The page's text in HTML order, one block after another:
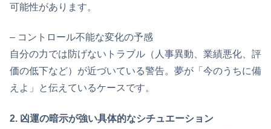
可能性があります。
– コントロール不能な変化の予感
自分の力では防げないトラブル（人事異動、業績悪化、評
価の低下など）が近づいている警告。夢が「今のうちに備
えよ」と伝えているケースです。
2. 凶運の暗示が強い具体的なシチュエーション